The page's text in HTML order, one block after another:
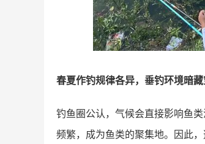
春夏作钓规律各异，垂钓环境暗
钓鱼圈公认，气候会直接影响鱼
频繁，成为鱼类的聚集地。因此